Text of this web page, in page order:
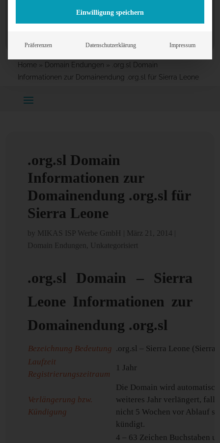
Home » Domain Endungen » .org.sl Domain
Informationen zur Domainendung .org.sl für Sierra Leone
.org.sl Domain
Informationen zur
Domainendung .org.sl für
Sierra Leone
by MIKAS ISP Werbe GmbH März 21, 2014
Domain Endungen, Unkategorisiert
.org.sl Domain – Sierra
Leone Informationen zur
Domainendung .org.sl
Bezeichnung Bedeutung .org.sl – Sierra Leone (Sierra
Laufzeit
Registrierungszeitraum
1 Jahr
Verlängerung bzw.
Kündigung
Die Domain wird
weiteres Jahr verlängert,
nicht 5 Wochen vor Ablauf
kündigt.
4 – 63 Zeichen Buchstaben
Einwilligung speichern
Präferenzen Datenschutzerklärung Impressum